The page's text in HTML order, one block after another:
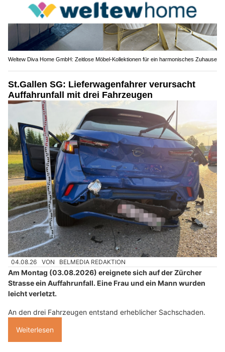
Weltew Diva Home GmbH: Zeitlose Möbel-Kollektionen für ein harmonisches Zuhause
St.Gallen SG: Lieferwagenfahrer verursacht
Auffahrunfall mit drei Fahrzeugen
04.08.26 VON BELMEDIA REDAKTION
Am Montag (03.08.2026) ereignete sich auf der Zürcher
Strasse ein Auffahrunfall. Eine Frau und ein Mann wurden
leicht verletzt.
An den drei Fahrzeugen entstand erheblicher Sachschaden.
Weiterlesen